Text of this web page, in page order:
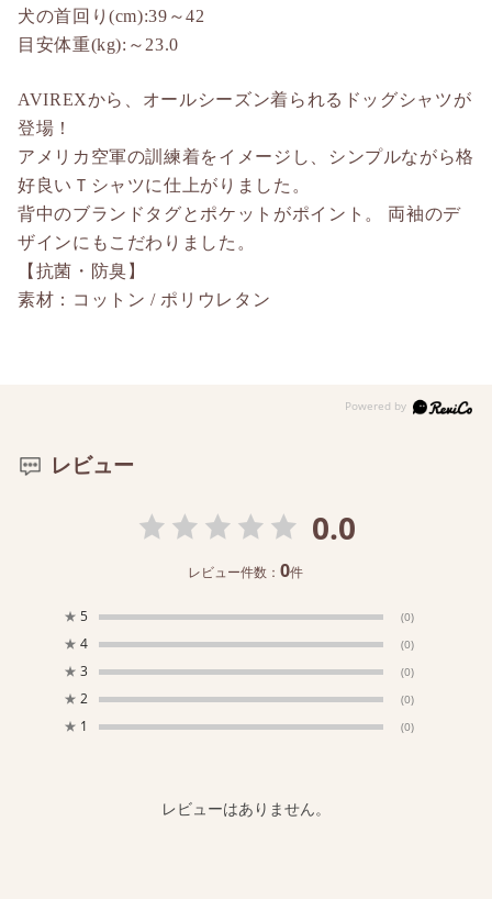
犬の首回り(cm):39～42
目安体重(kg):～23.0
AVIREXから、オールシーズン着られるドッグシャツが
登場！
アメリカ空軍の訓練着をイメージし、シンプルながら格
好良いＴシャツに仕上がりました。
背中のブランドタグとポケットがポイント。 両袖のデ
ザインにもこだわりました。
【抗菌・防臭】
素材：コットン / ポリウレタン
レビュー
0.0
レビュー件数：0件
★ 5 (0)
★ 4 (0)
★ 3 (0)
★ 2 (0)
★ 1 (0)
レビューはありません。